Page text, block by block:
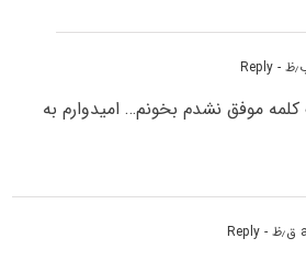
- Reply
موفق نشدم بخونم… امیدوارم به
- Reply